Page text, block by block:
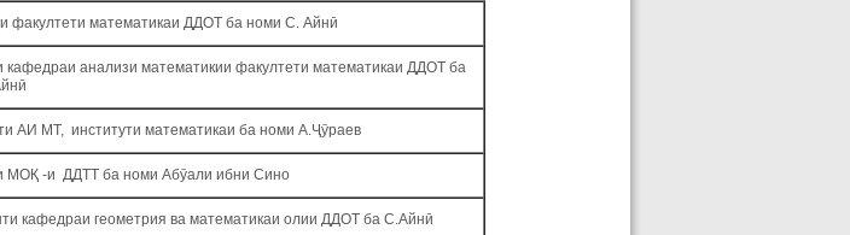
факултети математикаи ДДОТ ба номи С. Айнӣ
кафедраи анализи математикии факултети математикаи ДДОТ ба
АИ МТ, институти математикаи ба номи А.Ҷӯраев
МОҚ -и ДДТТ ба номи Абӯали ибни Сино
кафедраи геометрия ва математикаи олии ДДОТ ба С.Айнӣ